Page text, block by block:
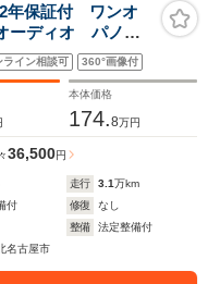
年保証付 ワンオ
ーディオ パノラ
オフブラック本
ター アイドリン
ライン相談可 360°画像付
本体価格
174.8万円
36,500円
走行 3.1万km
付 修復
なし
整備
法定整備付
名古屋市